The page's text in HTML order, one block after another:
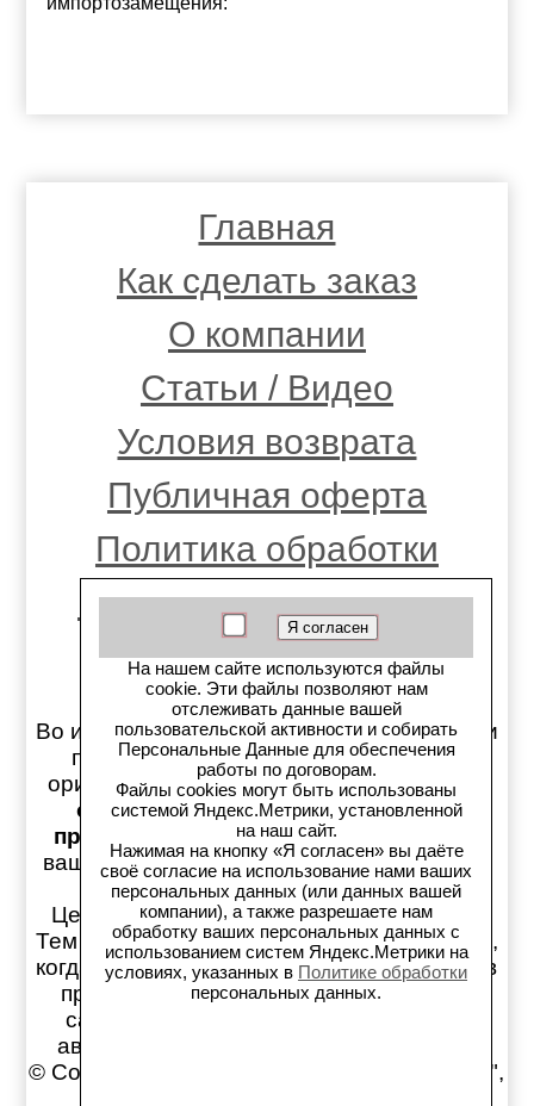
Главная
Как сделать заказ
О компании
Статьи / Видео
Условия возврата
Публичная оферта
Политика обработки
персональных данных
Контакты
Во избежание неправильного подбора или
перевода по справочникам номеров
оригинальных и дубликатных запчастей,
обязательно консультируйтесь с
продавцами
на предмет правильности
вашего выбора ПРЕЖДЕ чем оплачивать
заказ!
Цены на сайте обновляются раз в день.
Тем не менее, может возникнуть ситуация,
когда обновление актуальных цен товаров
происходит быстрее синхронизации с
сайтом, поэтому конечную стоимость
автозапчастей уточняйте у продавцов!
© Copyright магазин Автозапчастей "Старс",
На нашем сайте используются файлы
cookie. Эти файлы позволяют нам
отслеживать данные вашей
пользовательской активности и собирать
Персональные Данные для обеспечения
работы по договорам.
Файлы cookies могут быть использованы
системой Яндекс.Метрики, установленной
на наш сайт.
Нажимая на кнопку «Я согласен» вы даёте
своё согласие на использование нами ваших
персональных данных (или данных вашей
компании), а также разрешаете нам
обработку ваших персональных данных с
использованием систем Яндекс.Метрики на
условиях, указанных в Политике обработки
персональных данных.